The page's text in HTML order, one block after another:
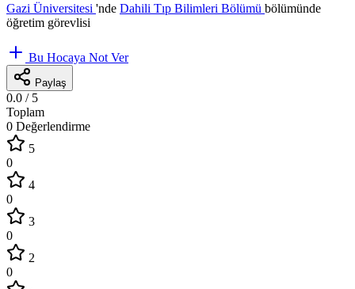
Gazi Üniversitesi 'nde Dahili Tıp Bilimleri Bölümü bölümünde
öğretim görevlisi
Bu Hocaya Not Ver
Paylaş
0.0 / 5
Toplam
0 Değerlendirme
5
0
4
0
3
0
2
0